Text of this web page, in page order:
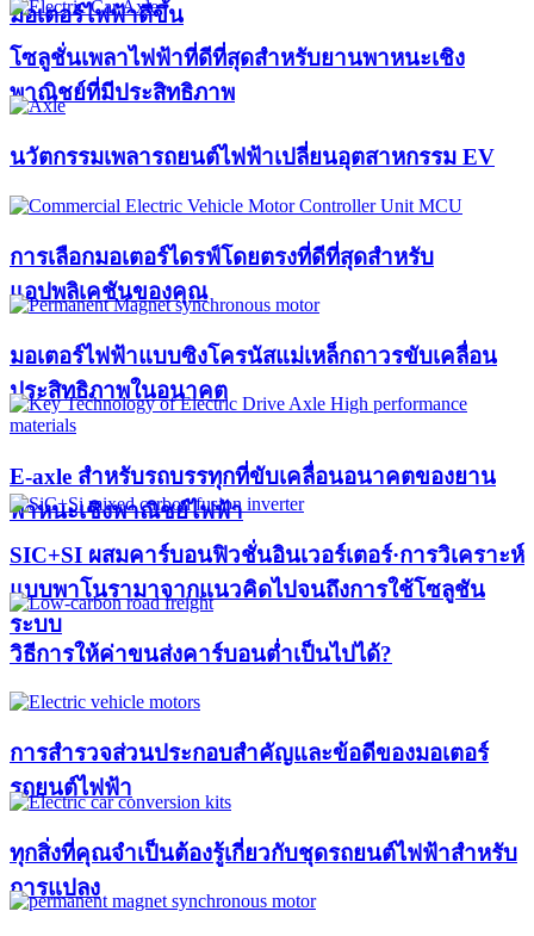
มอเตอร์ไฟฟ้าดีขึ้น
โซลูชั่นเพลาไฟฟ้าที่ดีที่สุดสำหรับยานพาหนะเชิง
พาณิชย์ที่มีประสิทธิภาพ
นวัตกรรมเพลารถยนต์ไฟฟ้าเปลี่ยนอุตสาหกรรม EV
การเลือกมอเตอร์ไดรฟ์โดยตรงที่ดีที่สุดสำหรับ
แอปพลิเคชันของคุณ
มอเตอร์ไฟฟ้าแบบซิงโครนัสแม่เหล็กถาวรขับเคลื่อน
ประสิทธิภาพในอนาคต
E-axle สำหรับรถบรรทุกที่ขับเคลื่อนอนาคตของยาน
พาหนะเชิงพาณิชย์ไฟฟ้า
SIC+SI ผสมคาร์บอนฟิวชั่นอินเวอร์เตอร์·การวิเคราะห์
แบบพาโนรามาจากแนวคิดไปจนถึงการใช้โซลูชัน
ระบบ
วิธีการให้ค่าขนส่งคาร์บอนต่ำเป็นไปได้?
การสำรวจส่วนประกอบสำคัญและข้อดีของมอเตอร์
รถยนต์ไฟฟ้า
ทุกสิ่งที่คุณจำเป็นต้องรู้เกี่ยวกับชุดรถยนต์ไฟฟ้าสำหรับ
การแปลง